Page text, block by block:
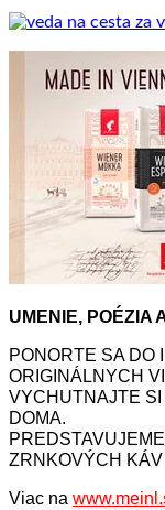
UMENIE, POÉZIA
PONORTE SA DO
ORIGINÁLNYCH
VYCHUTNAJTE
DOMA.
ZRNKOVÝCH
Viac na